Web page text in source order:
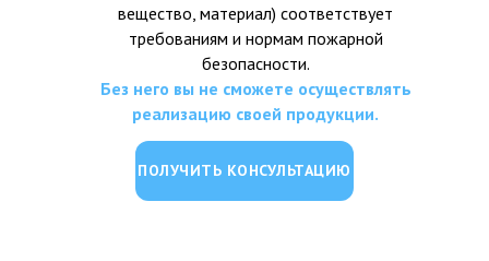
вещество, материал) соответствует
требованиям и нормам пожарной
безопасности.
Без него вы не сможете осуществлять
реализацию своей продукции.
ПОЛУЧИТЬ КОНСУЛЬТАЦИЮ